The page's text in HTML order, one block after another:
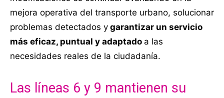
mejora operativa del transporte urbano, solucionar
problemas detectados y garantizar un servicio
más eficaz, puntual y adaptado a las
necesidades reales de la ciudadanía.
Las líneas 6 y 9 mantienen su